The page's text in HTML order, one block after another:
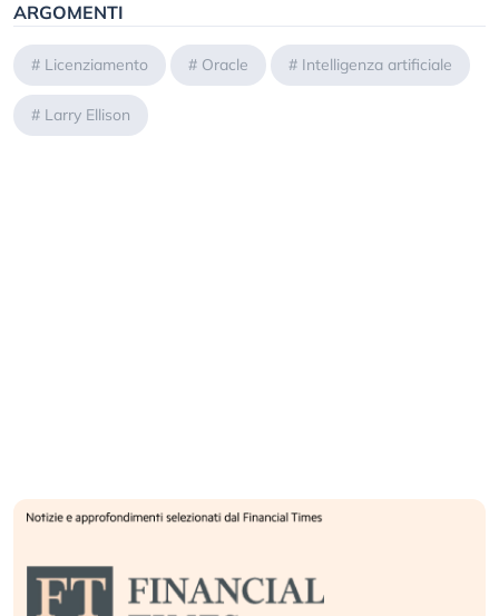
ARGOMENTI
# Licenziamento # Oracle # Intelligenza artificiale
# Larry Ellison